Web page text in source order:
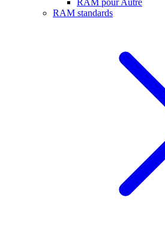
RAM pour Autre
RAM standards